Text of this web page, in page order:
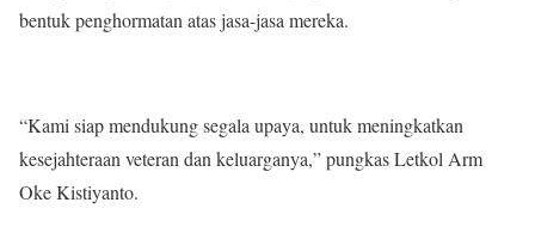
bentuk penghormatan atas jasa-jasa mereka.
“Kami siap mendukung segala upaya, untuk meningkatkan
kesejahteraan veteran dan keluarganya,” pungkas Letkol Arm
Oke Kistiyanto.